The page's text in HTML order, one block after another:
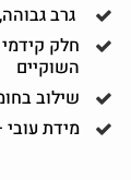
גרב
חלק
השוקיים
שילוב
מידת עובי – 2 מתוך 3, מידת תרמיות – 5